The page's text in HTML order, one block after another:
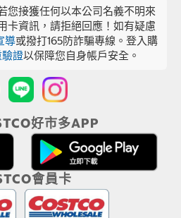
您接獲任何以本公司名義不明來
卡資訊，請拒絕回應！如有疑慮
導或撥打165防詐騙專線。登入購
證以保障您自身帳戶安全。
好市多APP
會員卡